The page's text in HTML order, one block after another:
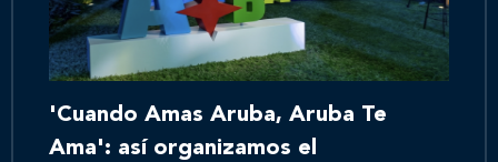
'Cuando Amas Aruba, Aruba Te
Ama': así organizamos el